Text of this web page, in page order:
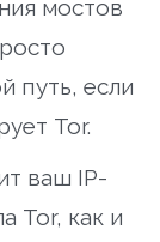
мостов
путь, если
Tor.
ваш IP-
Tor, как и